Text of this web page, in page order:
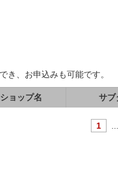
き、お申込みも可能です。
ョップ名 サブ
1